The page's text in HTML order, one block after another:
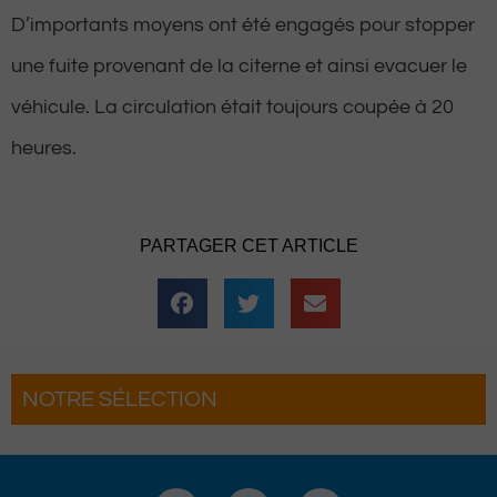
D’importants moyens ont été engagés pour stopper
une fuite provenant de la citerne et ainsi evacuer le
véhicule. La circulation était toujours coupée à 20
heures.
PARTAGER CET ARTICLE
NOTRE SÉLECTION
Roi fait son grand retour
édition
grand